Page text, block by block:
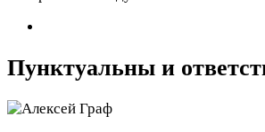
Пунктуальны и